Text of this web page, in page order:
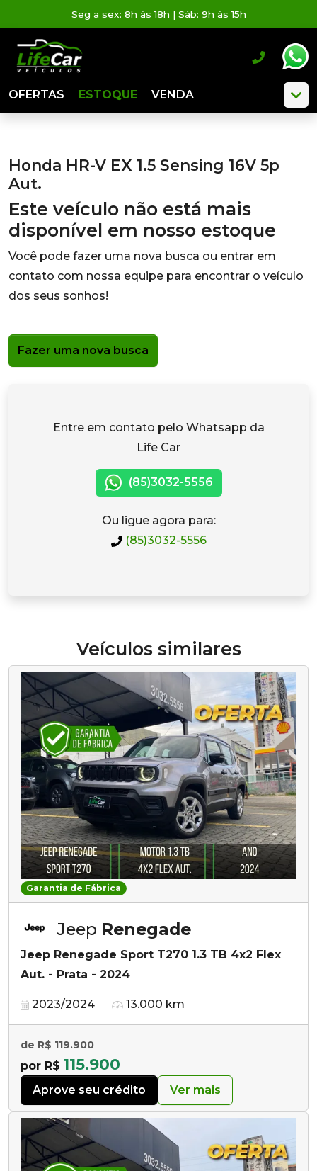
Seg a sex: 8h às 18h | Sáb: 9h às 15h
OFERTAS ESTOQUE VENDA
Honda HR-V EX 1.5 Sensing 16V 5p
Aut.
Este veículo não está mais
disponível em nosso estoque
Você pode fazer uma nova busca ou entrar em
contato com nossa equipe para encontrar o veículo
dos seus sonhos!
Fazer uma nova busca
Entre em contato pelo Whatsapp da
Life Car
(85)3032-5556
Ou ligue agora para:
(85)3032-5556
Veículos similares
Garantia de Fábrica
Jeep Renegade
Jeep Renegade Sport T270 1.3 TB 4x2 Flex
Aut. - Prata - 2024
2023/2024 13.000 km
de R$ 119.900
por R$ 115.900
Aprove seu crédito Ver mais